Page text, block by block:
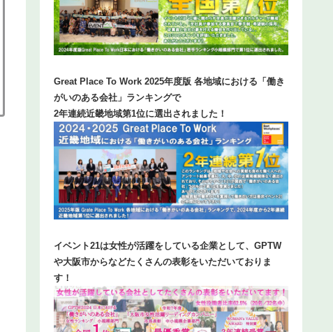
Great Place To Work 2025年度版 各地域における「働き
がいのある会社」ランキングで
2年連続近畿地域第1位に選出されました！
イベント21は女性が活躍をしている企業として、GPTW
や大阪市からなどたくさんの表彰をいただいておりま
す！